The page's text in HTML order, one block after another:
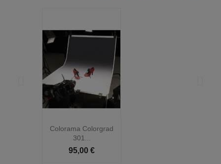
Colorama Colorgrad
301...
95,00 €